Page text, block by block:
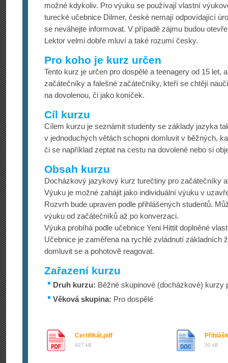
možné kdykoliv. Pro výuku se používají vlastní
turecké učebnice Dilmer, české nemají odpovídající
se neváhejte informovat. V případě zájmu budou
Lektor velmi dobře mluví a také rozumí česky.
Pro koho je kurz určen
Tento kurz je určen pro dospělé a teenagery od 15 let,
začátečníky a falešné začátečníky, kteří se chtějí
na dovolenou, či jako koníček.
Cíl kurzu
Cílem kurzu je seznámit studenty se základy jazyka
v jednoduchých větách schopni domluvit v běžných,
či se například zeptat na cestu na dovolené nebo si
Obsah kurzu
Docházkový jazykový kurz turečtiny pro začátečníky
Výuku je možné zahájit jako individuální výuku v
Rozvrh bude upraven podle přihlášených studentů.
výuku od začátečníků až po konverzaci.
Výuka probíhá podle učebnice Yeni Hittit doplněné
Učebnice je zaměřena na rychlé zvládnutí základních
domluvit se a pohotově reagovat.
Zařazení kurzu
Druh kurzu: Běžné skupinové (docházkové) kurzy
Věková skupina: Pro dospělé
Certifikát.pdf
927 kB 30 kB